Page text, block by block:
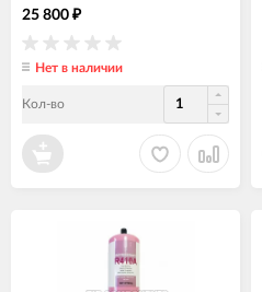
25 800 ₽
Нет в наличии
Кол-во